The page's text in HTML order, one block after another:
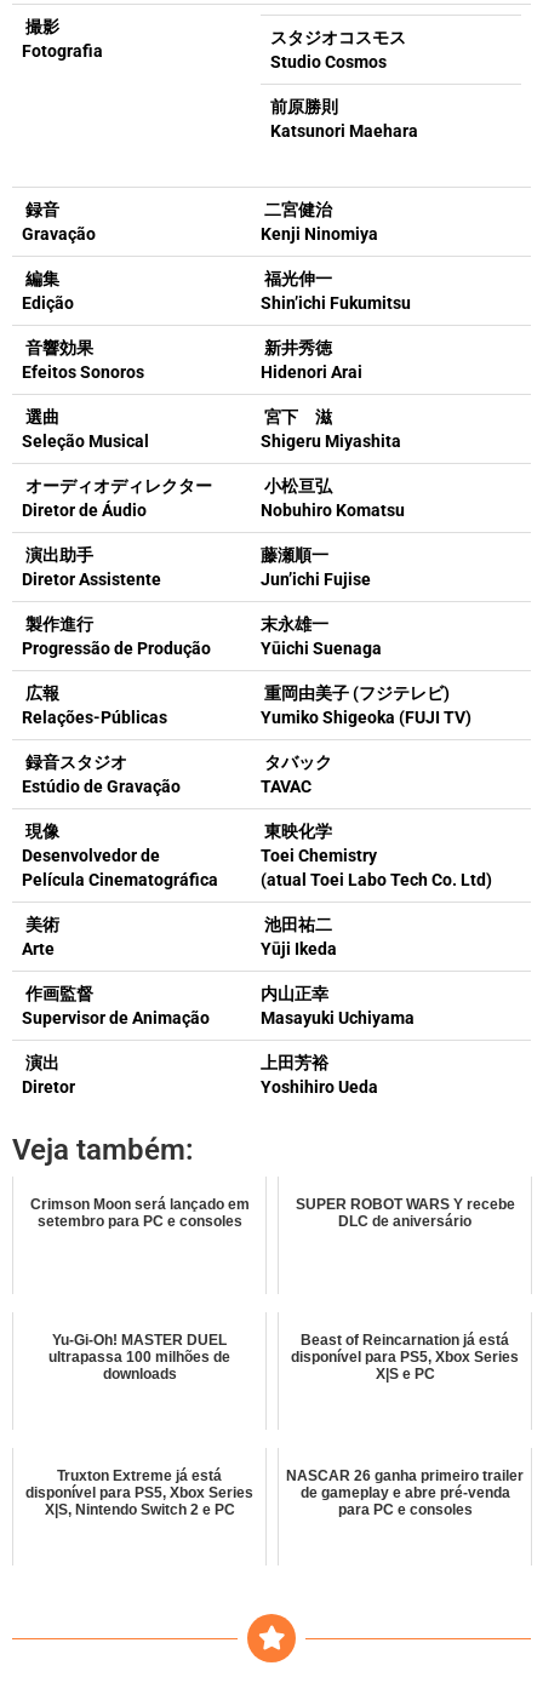
撮影
Fotografia
スタジオコスモス
Studio Cosmos
前原勝則
Katsunori Maehara
録音
Gravação
二宮健治
Kenji Ninomiya
編集
Edição
福光伸一
Shin’ichi Fukumitsu
音響効果
Efeitos Sonoros
新井秀徳
Hidenori Arai
選曲
Seleção Musical
宮下 滋
Shigeru Miyashita
オーディオディレクター
Diretor de Áudio
小松亘弘
Nobuhiro Komatsu
演出助手
Diretor Assistente
藤瀬順一
Jun’ichi Fujise
製作進行
Progressão de Produção
末永雄一
Yūichi Suenaga
広報
Relações-Públicas
重岡由美子 (フジテレビ)
Yumiko Shigeoka (FUJI TV)
録音スタジオ
Estúdio de Gravação
タバック
TAVAC
現像
Desenvolvedor de
Película Cinematográfica
東映化学
Toei Chemistry
(atual Toei Labo Tech Co. Ltd)
美術
Arte
池田祐二
Yūji Ikeda
作画監督
Supervisor de Animação
内山正幸
Masayuki Uchiyama
演出
Diretor
上田芳裕
Yoshihiro Ueda
Veja também:
Crimson Moon será lançado em
setembro para PC e consoles
SUPER ROBOT WARS Y recebe
DLC de aniversário
Yu-Gi-Oh! MASTER DUEL
ultrapassa 100 milhões de
downloads
Beast of Reincarnation já está
disponível para PS5, Xbox Series
X|S e PC
Truxton Extreme já está
disponível para PS5, Xbox Series
X|S, Nintendo Switch 2 e PC
NASCAR 26 ganha primeiro trailer
de gameplay e abre pré-venda
para PC e consoles